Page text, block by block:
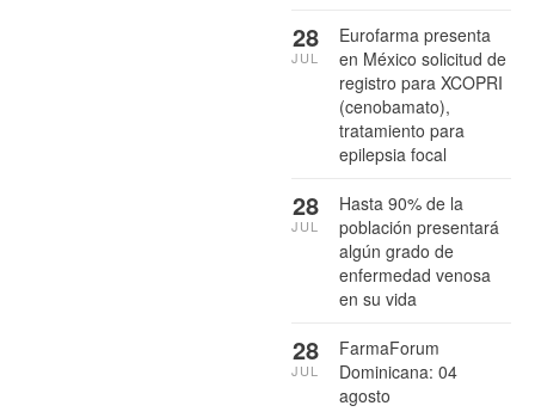
Eurofarma presenta
en México solicitud de
registro para XCOPRI
(cenobamato),
tratamiento para
epilepsia focal
28
JUL
Hasta 90% de la
población presentará
algún grado de
enfermedad venosa
en su vida
28
JUL
FarmaForum
Dominicana: 04
agosto
28
JUL